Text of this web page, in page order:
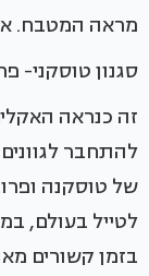
מראה המטבח.
סגנון טוסקני-
זה כנראה
להתחבר
של טוסקנה
לטייל בעולם,
בזמן קשורים